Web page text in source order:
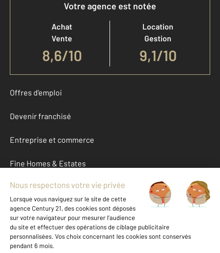
Votre agence est notée
Achat
Vente
8,6/10
Location
Gestion
9,1/10
Offres d'emploi
Devenir franchisé
Entreprise et commerce
Fine Homes & Estates
À propos
International
Nous contacter